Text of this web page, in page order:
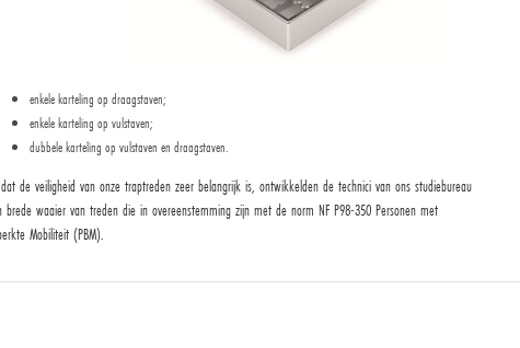
enkele karteling op draagstaven;
enkele karteling op vulstaven;
dubbele karteling op vulstaven en draagstaven.
de veiligheid van onze traptreden zeer belangrijk is, ontwikkelden de technici van ons studiebureau
brede waaier van treden die in overeenstemming zijn met de norm NF P98-350 Personen met
Mobiliteit (PBM).